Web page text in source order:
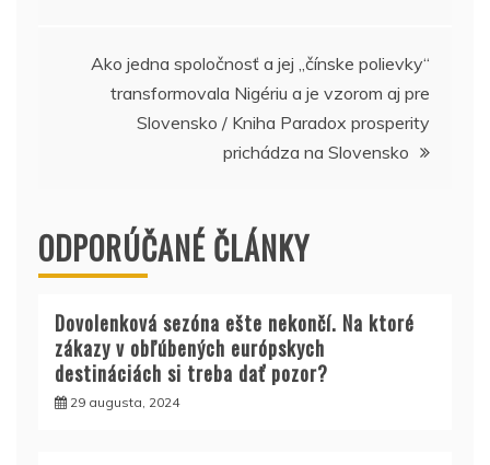
článku
Ako jedna spoločnosť a jej „čínske polievky“
transformovala Nigériu a je vzorom aj pre
Slovensko / Kniha Paradox prosperity
prichádza na Slovensko
ODPORÚČANÉ ČLÁNKY
Dovolenková sezóna ešte nekončí. Na ktoré
zákazy v obľúbených európskych
destináciách si treba dať pozor?
29 augusta, 2024